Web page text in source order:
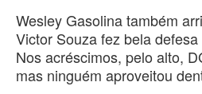
Wesley Gasolina também
Victor Souza fez bela
Nos acréscimos, pelo alto,
mas ninguém aproveitou